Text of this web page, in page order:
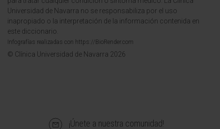
Universidad de Navarra no se responsabiliza por el uso
inapropiado o la interpretación de la información contenida en
este diccionario.
Infografías realizadas con https://BioRender.com
© Clínica Universidad de Navarra 2026
¡Únete a nuestra comunidad!